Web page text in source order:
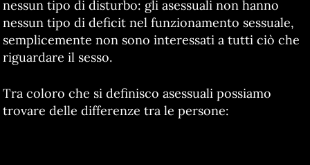
nessun tipo di disturbo: gli asessuali non hanno
nessun tipo di deficit nel funzionamento sessuale,
semplicemente non sono interessati a tutti ciò che
riguardare il sesso.
Tra coloro che si definisco asessuali possiamo
trovare delle differenze tra le persone: